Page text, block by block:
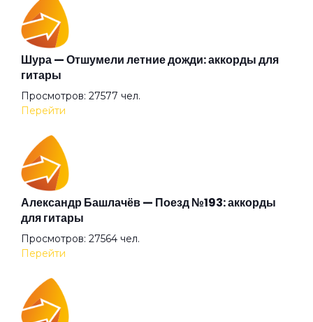
Династия
Доля солдатская
Дурак
Дураки
Звездная болезнь
Здравствуйте
Злая ночь
Шура — Отшумели летние дожди: аккорды для
гитары
Просмотров: 27577 чел.
Перейти
Александр Башлачёв — Поезд №193: аккорды
для гитары
Просмотров: 27564 чел.
Перейти